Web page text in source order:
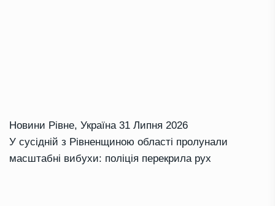
Новини Рівне, Україна 31 Липня 2026
У сусідній з Рівненщиною області пролунали
масштабні вибухи: поліція перекрила рух